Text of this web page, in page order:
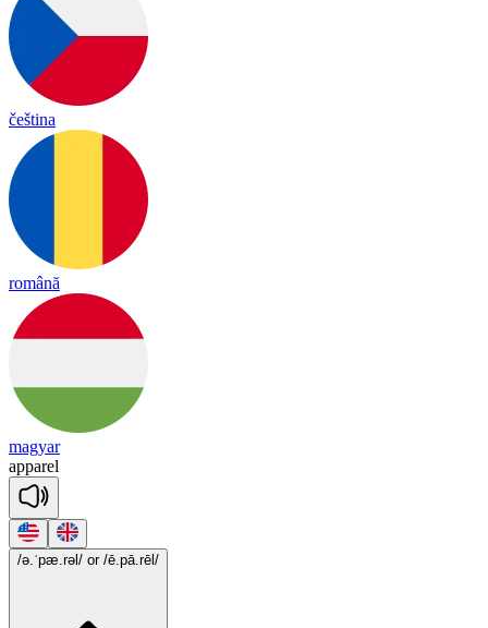
čeština
română
magyar
apparel
/ə.ˈpæ.rəl/ or /ē.pā.rēl/